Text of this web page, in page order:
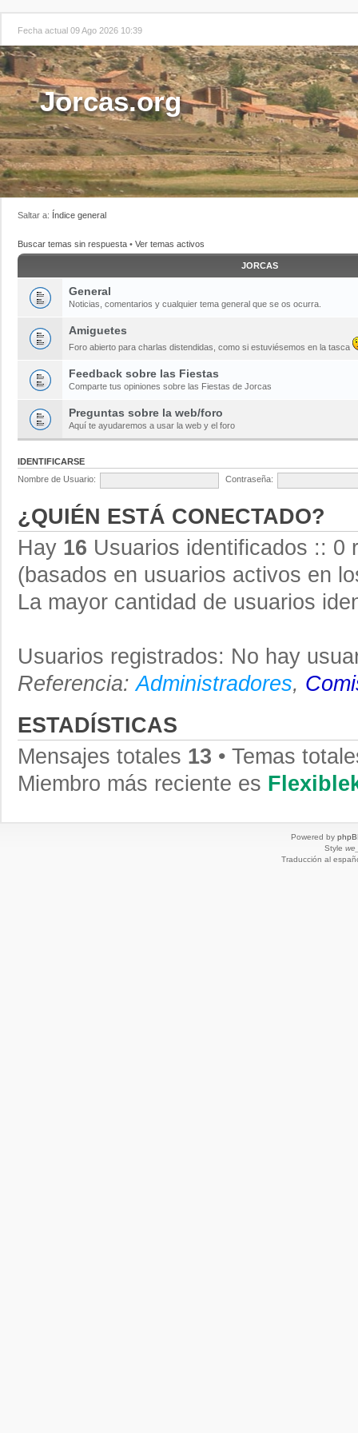
Fecha actual 09 Ago 2026 10:39
Jorcas.org
Saltar a: Índice general
Buscar temas sin respuesta • Ver temas activos
JORCAS
General
Noticias, comentarios y cualquier tema general que se os ocurra.
Amiguetes
Foro abierto para charlas distendidas, como si estuviésemos en la tasca
Feedback sobre las Fiestas
Comparte tus opiniones sobre las Fiestas de Jorcas
Preguntas sobre la web/foro
Aquí te ayudaremos a usar la web y el foro
IDENTIFICARSE
Nombre de Usuario:
Contraseña:
¿QUIÉN ESTÁ CONECTADO?
Hay 16 Usuarios identificados :: 0
(basados en usuarios activos en
La mayor cantidad de usuarios
Usuarios registrados: No hay
Referencia:Administradores,
ESTADÍSTICAS
Mensajes totales 13 • Temas
Miembro más reciente es
Powered by
Style
Traducción al